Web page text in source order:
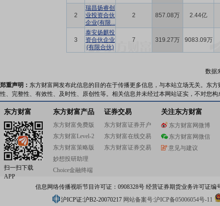
2
瑞昌扬睿创
业投资合伙
企业(有限...
2 857.08万 2.44亿
3
泰安扬麒投
资合伙企业
(有限合伙)
7 319.27万 9083.09万
数据
郑重声明： 东方财富网发布此信息的目的在于传播更多信息，与本站立场无关。东
性、完整性、有效性、及时性、原创性等。相关信息并未经过本网站证实，不对您
东方财富
扫一扫下载
APP
东方财富产品
东方财富免费版
东方财富Level-2
东方财富策略版
妙想投研助理
Choice金融终端
证券交易
东方财富证券开户
东方财富在线交易
东方财富证券交易
关注东方财富
东方财富网微博
东方财富网微信
意见与建议
信息网络传播视听节目许可证：0908328号 经营证券期货业务许可证编
沪ICP证:沪B2-20070217 网站备案号:沪ICP备05006054号-11